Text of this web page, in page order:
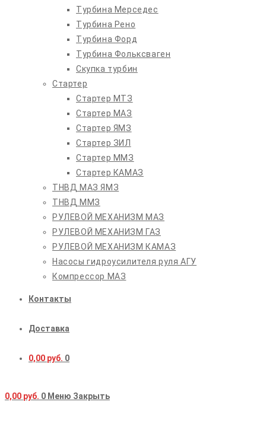
Турбина Мерседес
Турбина Рено
Турбина Форд
Турбина Фольксваген
Скупка турбин
Стартер
Стартер МТЗ
Стартер МАЗ
Стартер ЯМЗ
Стартер ЗИЛ
Стартер ММЗ
Стартер КАМАЗ
ТНВД МАЗ ЯМЗ
ТНВД ММЗ
РУЛЕВОЙ МЕХАНИЗМ МАЗ
РУЛЕВОЙ МЕХАНИЗМ ГАЗ
РУЛЕВОЙ МЕХАНИЗМ КАМАЗ
Насосы гидроусилителя руля АГУ
Компрессор МАЗ
Контакты
Доставка
0,00 руб. 0
0,00 руб. 0 Меню Закрыть